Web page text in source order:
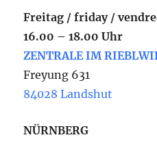
Freitag / friday /
16.00 – 18.00 Uhr
ZENTRALE IM
Freyung 631
84028 Landshut
NÜRNBERG